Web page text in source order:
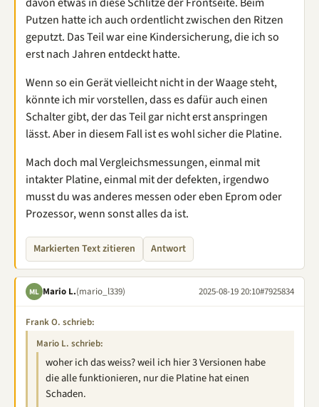
Putzen hatte ich auch ordentlicht zwischen den Ritzen
geputzt. Das Teil war eine Kindersicherung, die ich so
erst nach Jahren entdeckt hatte.
Wenn so ein Gerät vielleicht nicht in der Waage steht,
könnte ich mir vorstellen, dass es dafür auch einen
Schalter gibt, der das Teil gar nicht erst anspringen
lässt. Aber in diesem Fall ist es wohl sicher die Platine.
Mach doch mal Vergleichsmessungen, einmal mit
intakter Platine, einmal mit der defekten, irgendwo
musst du was anderes messen oder eben Eprom oder
Prozessor, wenn sonst alles da ist.
Markierten Text zitieren Antwort
ML Mario L.(mario_l339) 2025-08-19 20:10#7925834
Frank O. schrieb:
Mario L. schrieb:
woher ich das weiss? weil ich hier 3 Versionen habe
die alle funktionieren, nur die Platine hat einen
Schaden.